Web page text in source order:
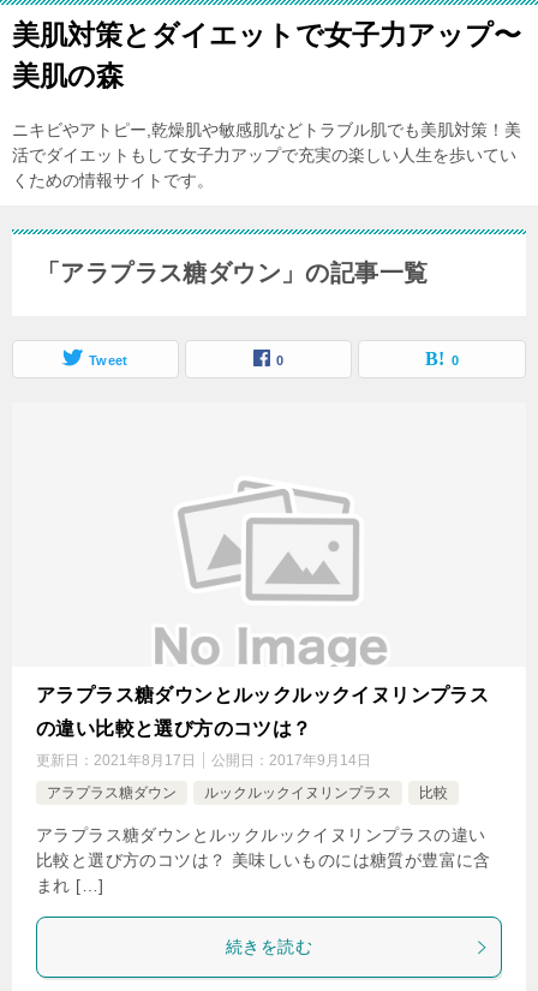
美肌対策とダイエットで女子力アップ〜
美肌の森
ニキビやアトピー,乾燥肌や敏感肌などトラブル肌でも美肌対策！美
活でダイエットもして女子力アップで充実の楽しい人生を歩いてい
くための情報サイトです。
「アラプラス糖ダウン」の記事一覧
Tweet 0 0
アラプラス糖ダウンとルックルックイヌリンプラス
の違い比較と選び方のコツは？
更新日： 2021年8月17日 公開日： 2017年9月14日
アラプラス糖ダウン
ルックルックイヌリンプラス 比較
アラプラス糖ダウンとルックルックイヌリンプラスの違い
比較と選び方のコツは？ 美味しいものには糖質が豊富に含
まれ […]
続きを読む